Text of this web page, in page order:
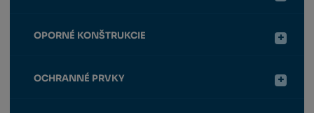
OPORNÉ KONŠTRUKCIE
OCHRANNÉ PRVKY